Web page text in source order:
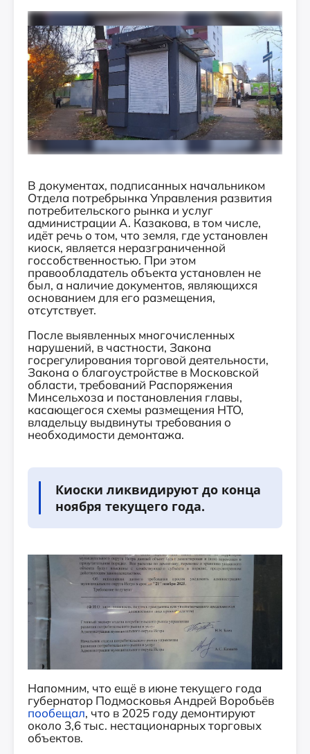
В документах, подписанных начальником
Отдела потребрынка Управления развития
потребительского рынка и услуг
администрации А. Казакова, в том числе,
идёт речь о том, что земля, где установлен
киоск, является неразграниченной
госсобственностью. При этом
правообладатель объекта установлен не
был, а наличие документов, являющихся
основанием для его размещения,
отсутствует.
После выявленных многочисленных
нарушений, в частности, Закона
госрегулирования торговой деятельности,
Закона о благоустройстве в Московской
области, требований Распоряжения
Минсельхоза и постановления главы,
касающегося схемы размещения НТО,
владельцу выдвинуты требования о
необходимости демонтажа.
Киоски ликвидируют до конца
ноября текущего года.
Напомним, что ещё в июне текущего года
губернатор Подмосковья Андрей Воробьёв
пообещал, что в 2025 году демонтируют
около 3,6 тыс. нестационарных торговых
объектов.